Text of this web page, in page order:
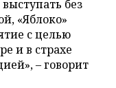
без
«Яблоко»
с целью
и в страхе
– говорит